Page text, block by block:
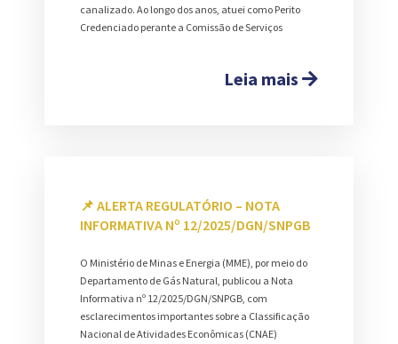
canalizado. Ao longo dos anos, atuei como Perito
Credenciado perante a Comissão de Serviços
Leia mais
📌 ALERTA REGULATÓRIO – NOTA
INFORMATIVA Nº 12/2025/DGN/SNPGB
O Ministério de Minas e Energia (MME), por meio do
Departamento de Gás Natural, publicou a Nota
Informativa nº 12/2025/DGN/SNPGB, com
esclarecimentos importantes sobre a Classificação
Nacional de Atividades Econômicas (CNAE)